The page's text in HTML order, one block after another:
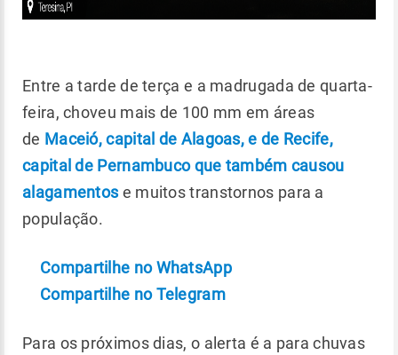
Entre a tarde de terça e a madrugada de quarta-
feira, choveu mais de 100 mm em áreas
de Maceió, capital de Alagoas, e de Recife,
capital de Pernambuco que também causou
alagamentose muitos transtornos para a
população.
Compartilhe no WhatsApp
Compartilhe no Telegram
Para os próximos dias, o alerta é a para chuvas